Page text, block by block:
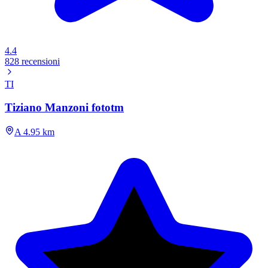
4.4
828 recensioni
TI
Tiziano Manzoni fototm
A 4.95 km